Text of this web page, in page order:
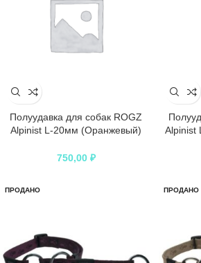
Полуудавка для собак ROGZ
Alpinist L-20мм (Оранжевый)
750,00 ₽
Alpinist
ПРОДАНО ПРОДАНО